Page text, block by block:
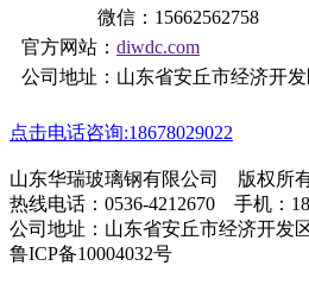
微信：15662562758
官方网站： diwdc.com
公司地址：山东省安丘市经济开
点击电话咨询:18678029022
山东华瑞玻璃钢有限公司 版权所
热线电话：0536-4212670 手机：
公司地址：山东省安丘市经济开发
鲁ICP备10004032号